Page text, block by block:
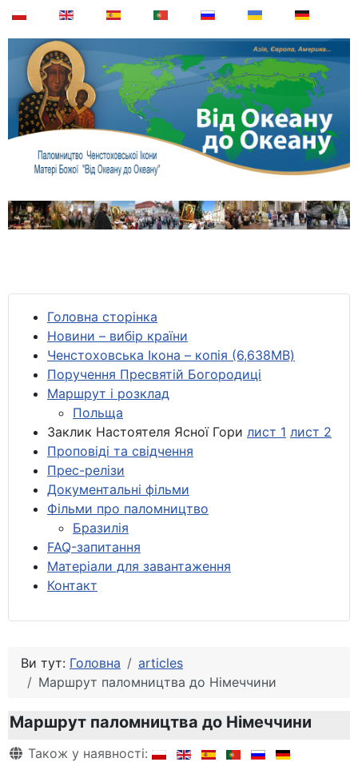
Головна сторінка
Новини – вибір країни
Ченстоховська Ікона – копія (6,638MB)
Поручення Пресвятій Богородиці
Маршрут і розклад
Польща
Заклик Настоятеля Ясної Гори лист 1 лист 2
Проповіді та свідчення
Прес-релізи
Документальні фільми
Фільми про паломництво
Бразилія
FAQ-запитання
Матеріали для завантаження
Контакт
Ви тут: Головна
articles
Маршрут паломництва до Німеччини
Маршрут паломництва до Німеччини
Деталі
Також у наявності: